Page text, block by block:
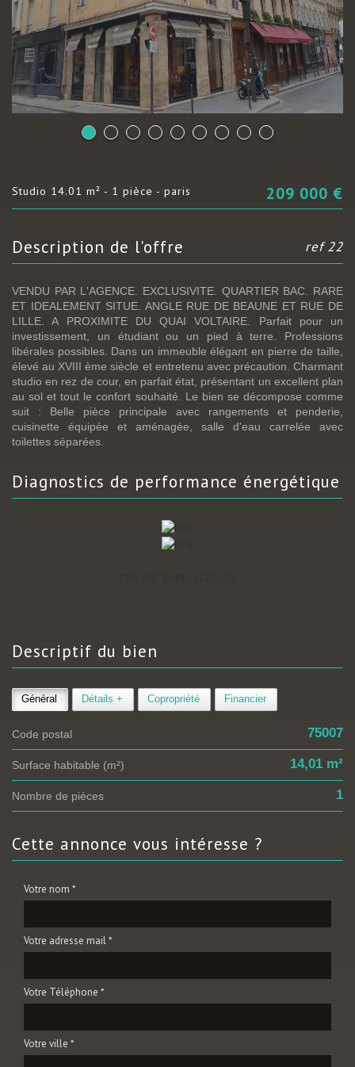
studio 14.01 m² - 1 pièce - paris 209 000 €
description de l'offre ref 22
VENDU PAR L'AGENCE. EXCLUSIVITE. QUARTIER BAC. RARE
ET IDEALEMENT SITUE. ANGLE RUE DE BEAUNE ET RUE DE
LILLE. A PROXIMITE DU QUAI VOLTAIRE. Parfait pour un
investissement, un étudiant ou un pied à terre. Professions
libérales possibles. Dans un immeuble élégant en pierre de taille,
élevé au XVIII ème siècle et entretenu avec précaution. Charmant
studio en rez de cour, en parfait état, présentant un excellent plan
au sol et tout le confort souhaité. Le bien se décompose comme
suit : Belle pièce principale avec rangements et penderie,
cuisinette équipée et aménagée, salle d'eau carrelée avec
toilettes séparées.
diagnostics de performance énergétique
descriptif du bien
Général Détails + Copropriété Financier
Code postal 75007
Surface habitable (m²) 14,01 m²
Nombre de pièces 1
cette annonce vous intéresse ?
Votre nom *
Votre adresse mail *
Votre Téléphone *
Votre ville *